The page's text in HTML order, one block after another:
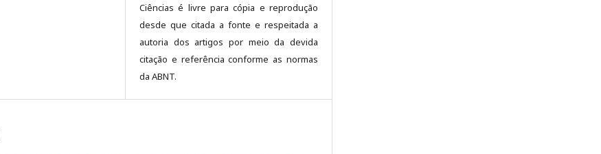
Ciências é livre para cópia e reprodução
desde que citada a fonte e respeitada a
autoria dos artigos por meio da devida
citação e referência conforme as normas
da ABNT.